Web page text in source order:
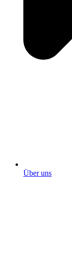
Über uns